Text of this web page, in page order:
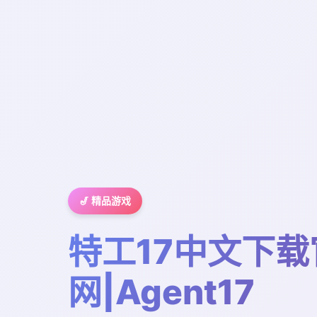
🎷 精品游戏
特工17中文下
网|Agent17